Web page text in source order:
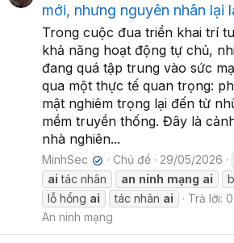
mới, nhưng nguyên nhân lại
Trong cuộc đua triển khai trí
khả năng hoạt động tự chủ,
đang quá tập trung vào sức
qua một thực tế quan trọng:
mật nghiêm trọng lại đến từ
mềm truyền thống. Đây là
nhà nghiên...
MinhSec ✔ Chủ đề 29/05/2026
ai tác nhân an ninh mạng ai
lỗ hổng ai tác nhân ai Trả lời: 0
An ninh mạng